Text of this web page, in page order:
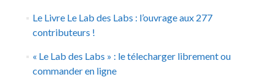
Le Livre Le Lab des Labs : l’ouvrage aux 277
contributeurs !
« Le Lab des Labs » : le télecharger librement ou
commander en ligne